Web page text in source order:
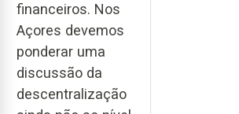
financeiros. Nos
Açores devemos
ponderar uma
discussão da
descentralização